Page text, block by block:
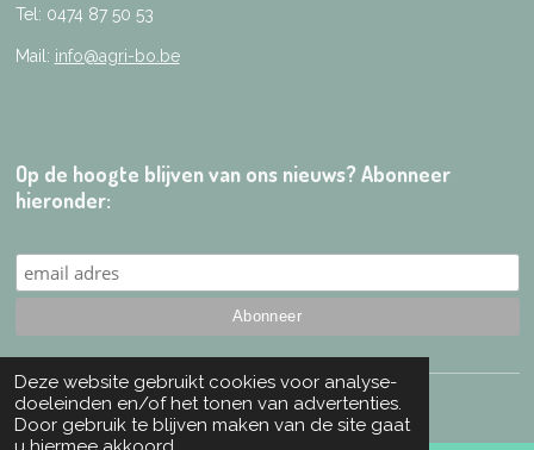
Deze website gebruikt cookies voor analyse-
doeleinden en/of het tonen van advertenties.
Door gebruik te blijven maken van de site gaat
Tel: 0474 87 50 53
Mail: info@agri-bo.be
Op de hoogte blijven van ons nieuws? Abonneer
hieronder:
© 2024 Agri-Bo - Created by Daszekerda Marketing